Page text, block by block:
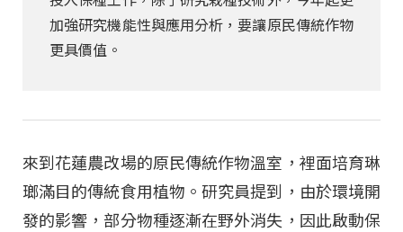
加強研究機能性與應用分析，要讓原民傳統作物
更具價值。
來到花蓮農改場的原民傳統作物溫室，裡面培育琳
瑯滿目的傳統食用植物。研究員提到，由於環境開
發的影響，部分物種逐漸在野外消失，因此啟動保